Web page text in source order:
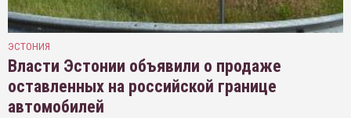
ЭСТОНИЯ
Власти Эстонии объявили о продаже
оставленных на российской границе
автомобилей